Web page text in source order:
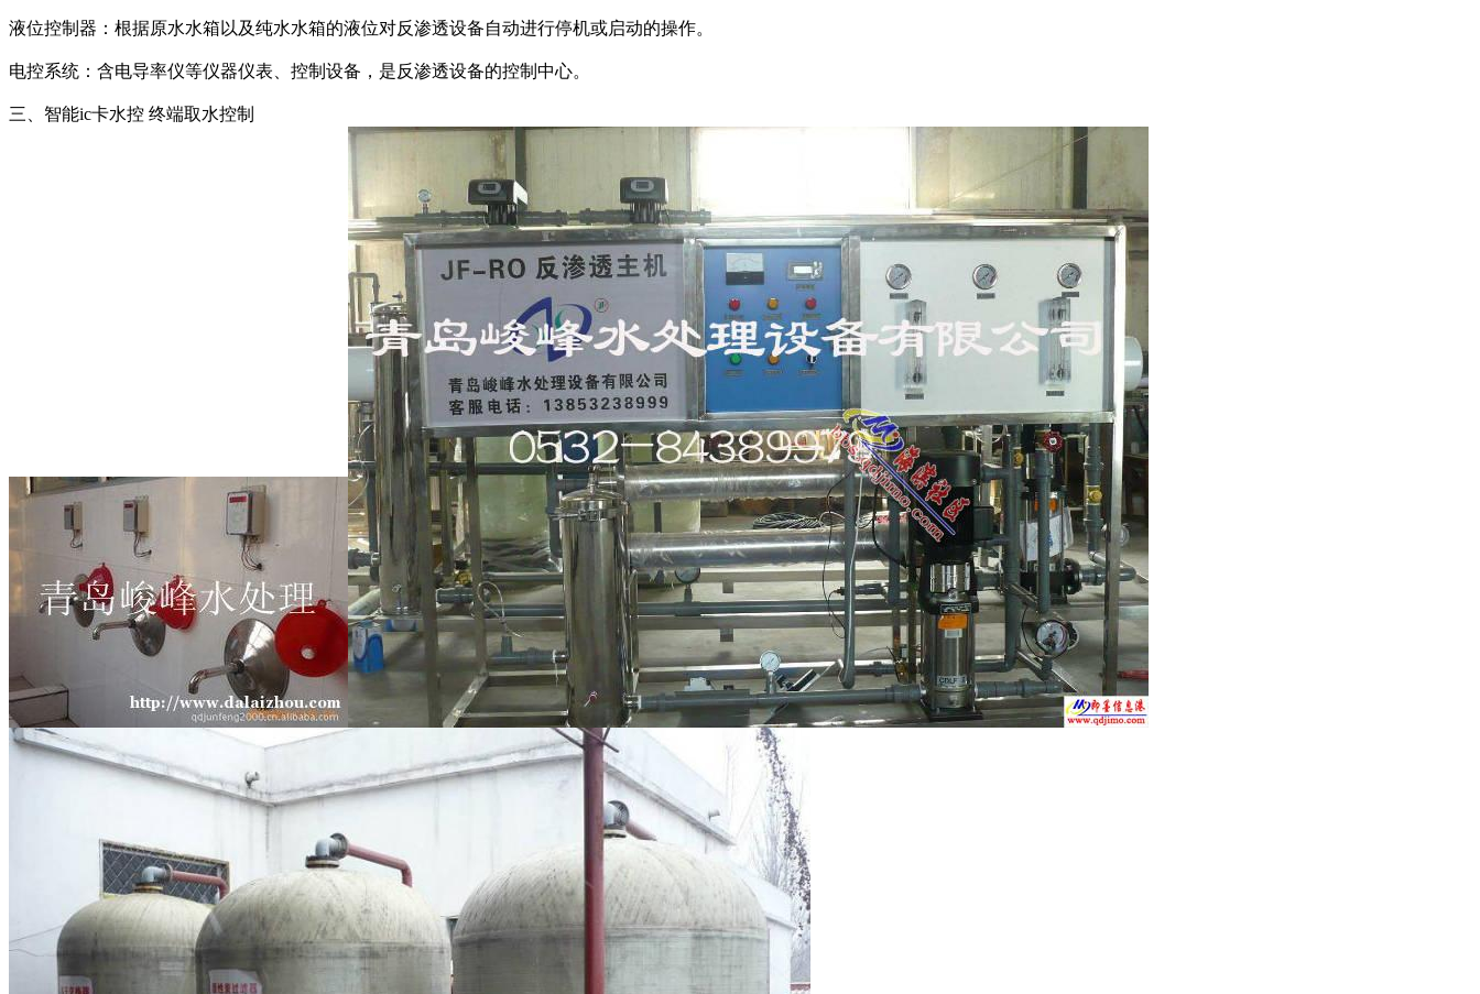
液位控制器：根据原水水箱以及纯水水箱的液位对反渗透设备自动进行停机或启动的操作。
电控系统：含电导率仪等仪器仪表、控制设备，是反渗透设备的控制中心。
三、智能ic卡水控 终端取水控制